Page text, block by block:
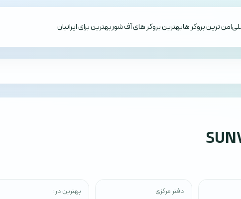
امن ترین بروکر هابهترین بروکر های آف شوربهترین برای ایرانیان
دفتر مرکزی بهترین در: